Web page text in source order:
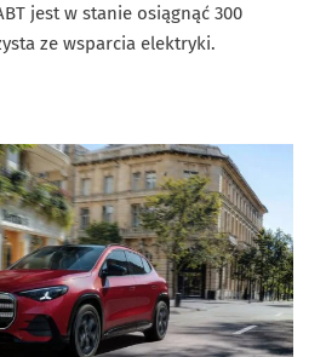
jest w stanie osiągnąć 300
ze wsparcia elektryki.